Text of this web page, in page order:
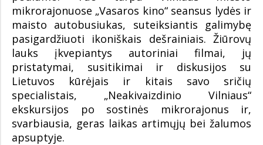
mikrorajonuose „Vasaros kino“ seansus lydės ir
maisto autobusiukas, suteiksiantis galimybę
pasigardžiuoti ikoniškais dešrainiais. Žiūrovų
lauks įkvepiantys autoriniai filmai, jų
pristatymai, susitikimai ir diskusijos su
Lietuvos kūrėjais ir kitais savo sričių
specialistais, „Neakivaizdinio Vilniaus“
ekskursijos po sostinės mikrorajonus ir,
svarbiausia, geras laikas artimųjų bei žalumos
apsuptyje.